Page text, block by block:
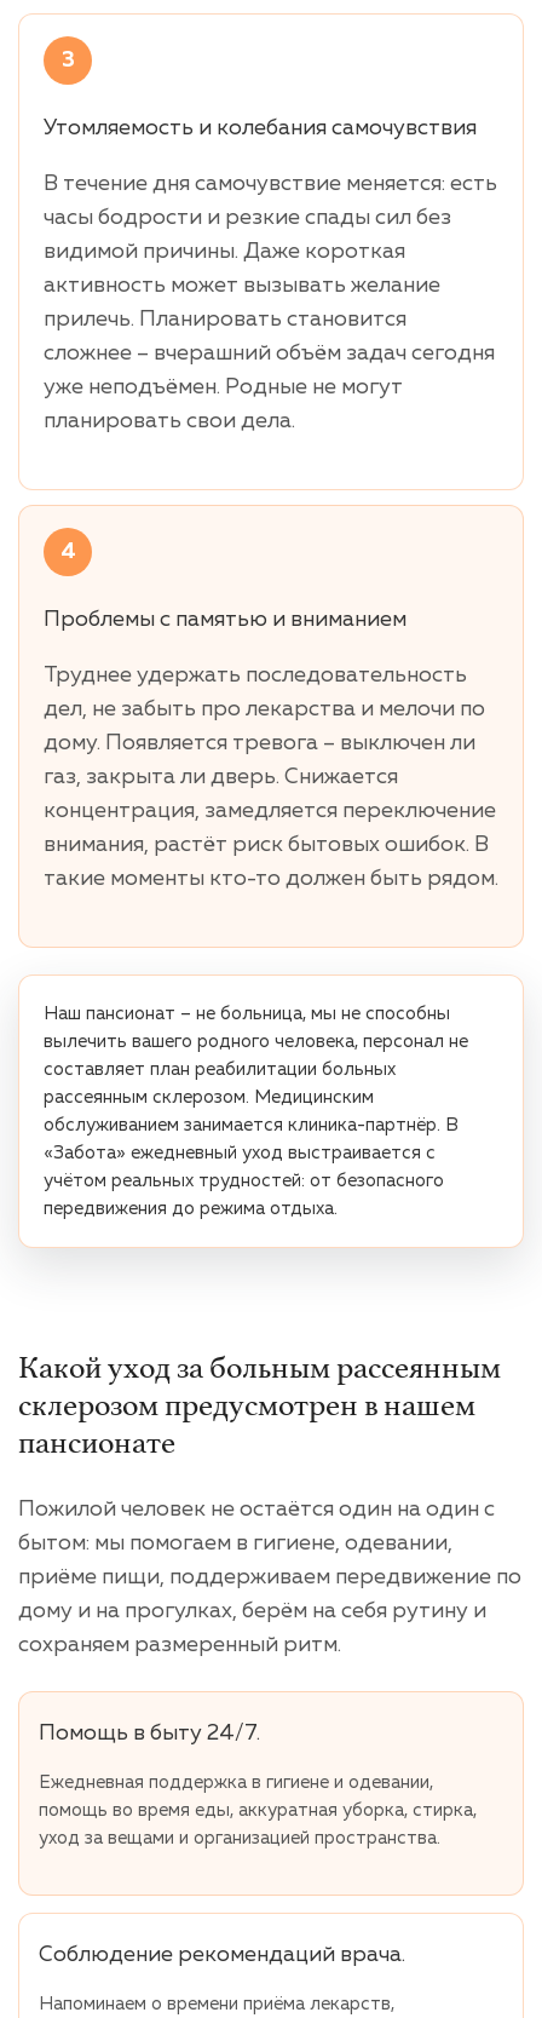
3
Утомляемость и колебания самочувствия
В течение дня самочувствие меняется: есть
часы бодрости и резкие спады сил без
видимой причины. Даже короткая
активность может вызывать желание
прилечь. Планировать становится
сложнее – вчерашний объём задач сегодня
уже неподъёмен. Родные не могут
планировать свои дела.
4
Проблемы с памятью и вниманием
Труднее удержать последовательность
дел, не забыть про лекарства и мелочи по
дому. Появляется тревога – выключен ли
газ, закрыта ли дверь. Снижается
концентрация, замедляется переключение
внимания, растёт риск бытовых ошибок. В
такие моменты кто-то должен быть рядом.
Наш пансионат – не больница, мы не способны
вылечить вашего родного человека, персонал не
составляет план реабилитации больных
рассеянным склерозом. Медицинским
обслуживанием занимается клиника-партнёр. В
«Забота» ежедневный уход выстраивается с
учётом реальных трудностей: от безопасного
передвижения до режима отдыха.
Какой уход за больным рассеянным
склерозом предусмотрен в нашем
пансионате
Пожилой человек не остаётся один на один с
бытом: мы помогаем в гигиене, одевании,
приёме пищи, поддерживаем передвижение по
дому и на прогулках, берём на себя рутину и
сохраняем размеренный ритм.
Помощь в быту 24/7.
Ежедневная поддержка в гигиене и одевании,
помощь во время еды, аккуратная уборка, стирка,
уход за вещами и организацией пространства.
Соблюдение рекомендаций врача.
Напоминаем о времени приёма лекарств,